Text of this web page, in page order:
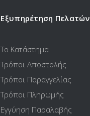
Εξυπηρέτηση Πελατών
Το Κατάστημα
Τρόποι Αποστολής
Τρόποι Παραγγελίας
Τρόποι Πληρωμής
Εγγύηση Παραλαβής